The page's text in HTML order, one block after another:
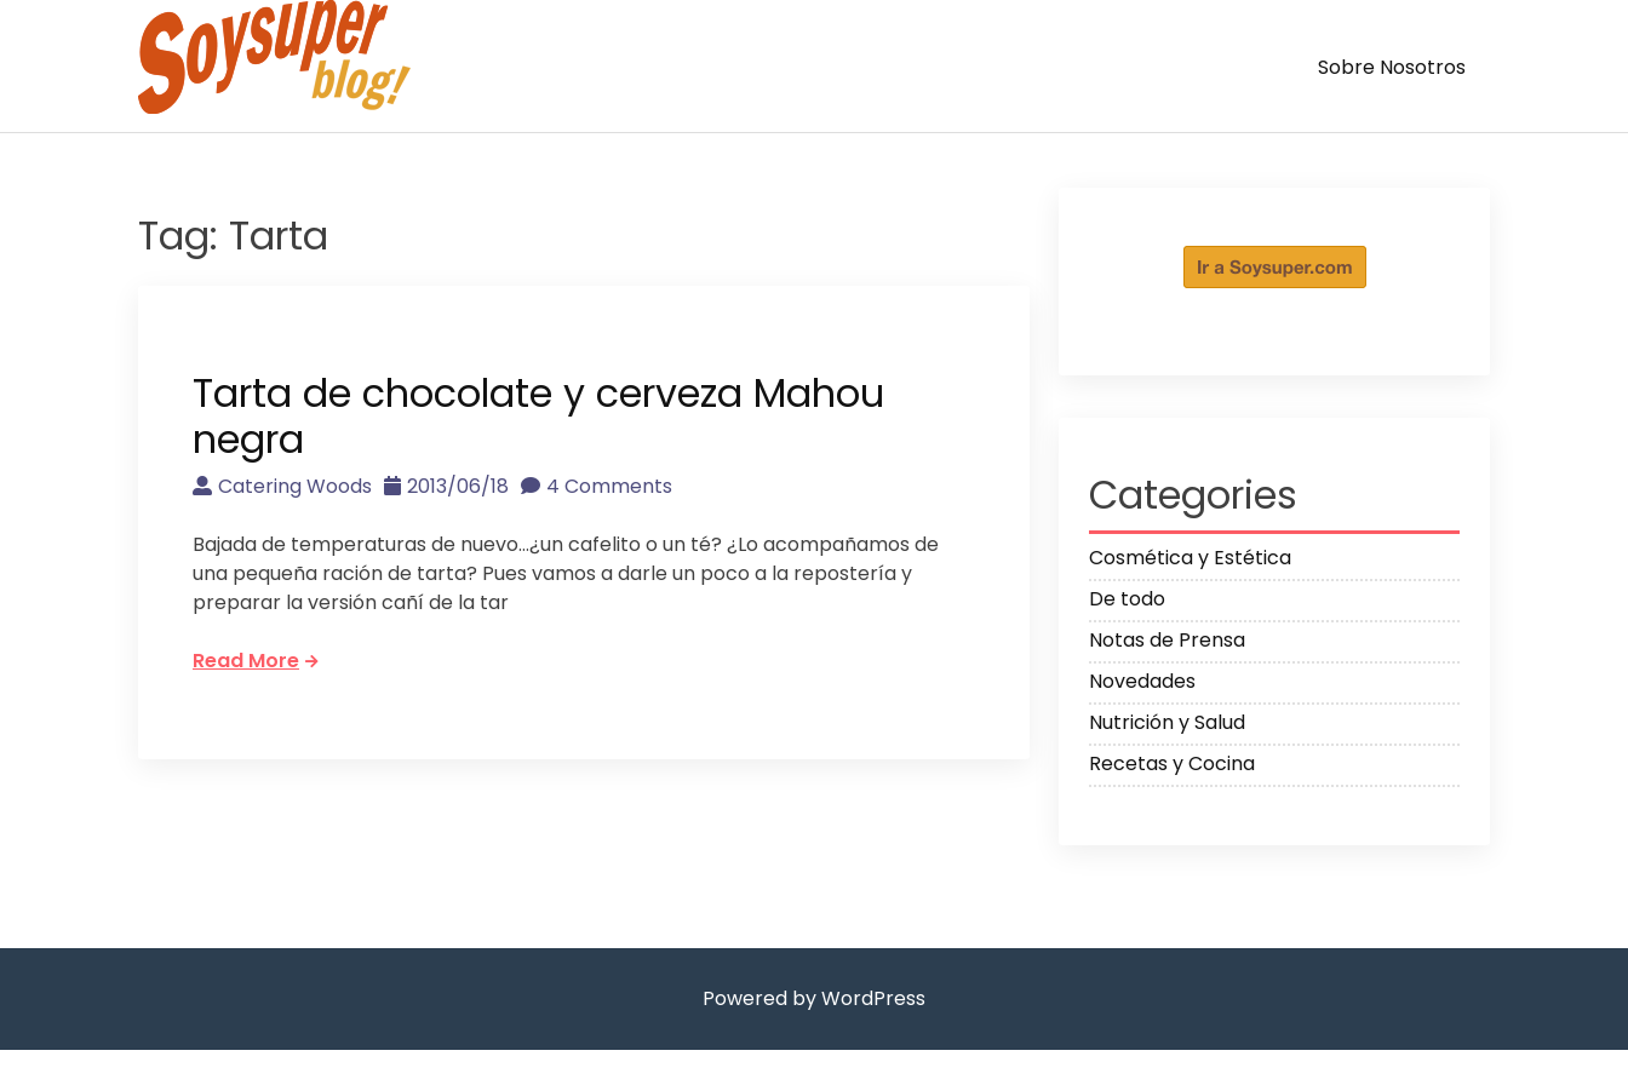
Sobre Nosotros
Tag: Tarta
Tarta de chocolate y cerveza Mahou
negra
Catering Woods 2013/06/18 4 Comments
Bajada de temperaturas de nuevo…¿un cafelito o un té? ¿Lo acompañamos de
una pequeña ración de tarta? Pues vamos a darle un poco a la repostería y
preparar la versión cañí de la tar
Read More
Categories
Cosmética y Estética
De todo
Notas de Prensa
Novedades
Nutrición y Salud
Recetas y Cocina
Powered by WordPress